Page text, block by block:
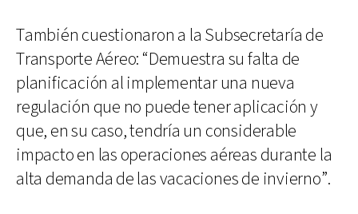
También cuestionaron a la Subsecretaría de
Transporte Aéreo: “Demuestra su falta de
planificación al implementar una nueva
regulación que no puede tener aplicación y
que, en su caso, tendría un considerable
impacto en las operaciones aéreas durante la
alta demanda de las vacaciones de invierno”.